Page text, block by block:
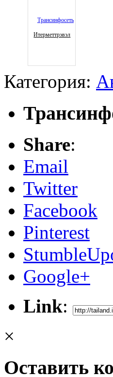
Итерметтрэвэл
Категория:
Share:
Email
Twitter
Facebook
Pinterest
Google+
Link:
×
Оставить